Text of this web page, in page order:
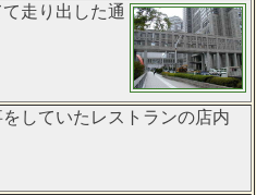
走り出した通
していたレストランの店内